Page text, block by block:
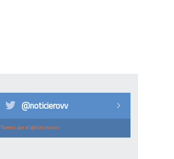
@noticierovv
Tweets por el @noticierovv.